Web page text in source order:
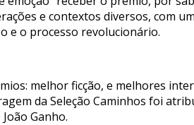
e contextos diversos, com
e o processo revolucionário.
melhor ficção, e melhores
da Seleção Caminhos foi
Ganho.